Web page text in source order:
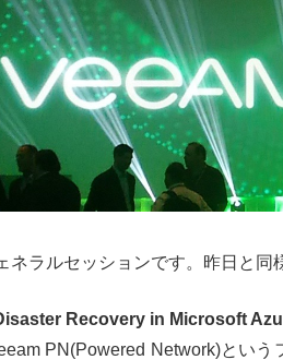
ネラルセッションです。昨日と同
Recovery in Microsoft
PN(Powered Network)という